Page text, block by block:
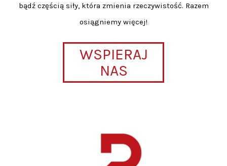
bądź częścią siły, która zmienia rzeczywistość. Razem
osiągniemy więcej!
WSPIERAJ
NAS